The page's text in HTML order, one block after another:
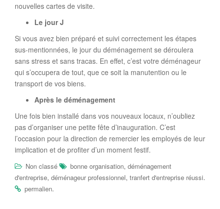
nouvelles cartes de visite.
Le jour J
Si vous avez bien préparé et suivi correctement les étapes
sus-mentionnées, le jour du déménagement se déroulera
sans stress et sans tracas. En effet, c’est votre déménageur
qui s’occupera de tout, que ce soit la manutention ou le
transport de vos biens.
Après le déménagement
Une fois bien installé dans vos nouveaux locaux, n’oubliez
pas d’organiser une petite fête d’inauguration. C’est
l’occasion pour la direction de remercier les employés de leur
implication et de profiter d’un moment festif.
Non classé bonne organisation, déménagement
d'entreprise, déménageur professionnel, tranfert d'entreprise réussi.
permalien.